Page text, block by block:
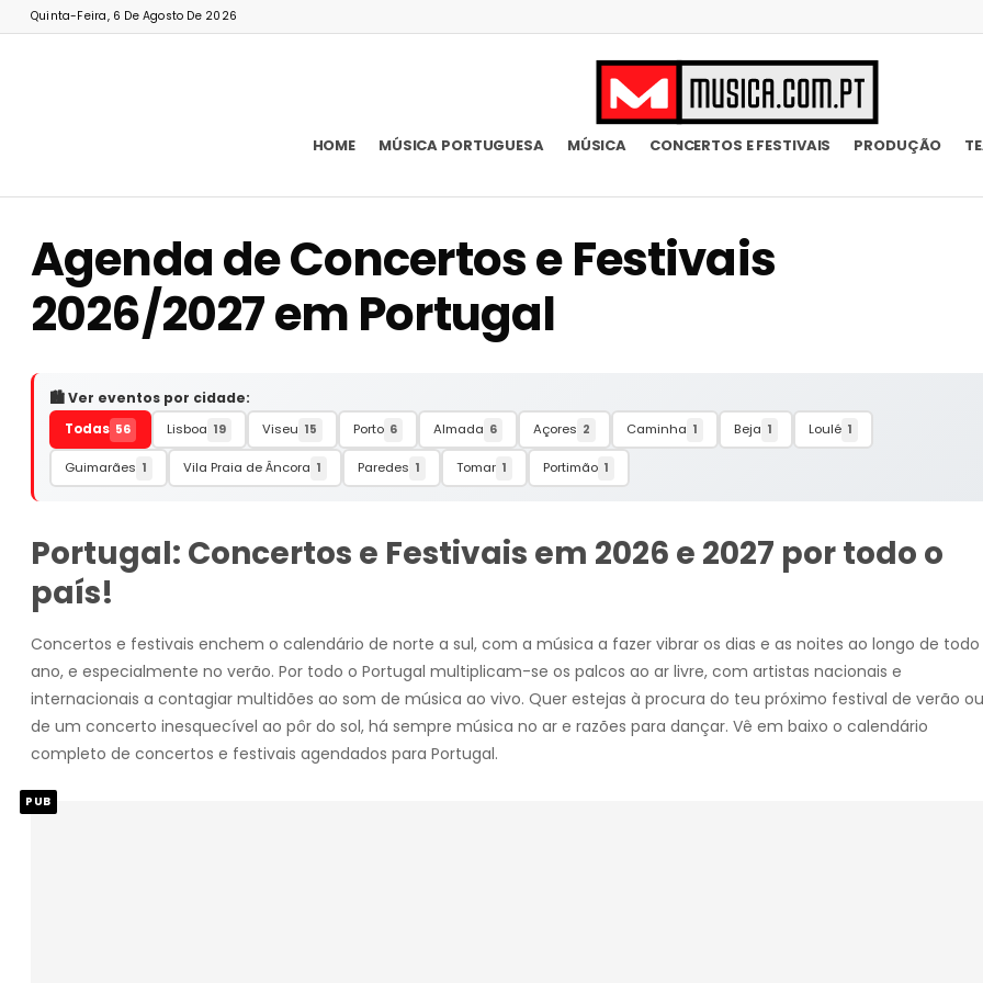
Quinta-Feira, 6 De Agosto De 2026
HOME MÚSICA PORTUGUESA MÚSICA CONCERTOS E FESTIVAIS PRODUÇÃO
Agenda de Concertos e Festivais
2026/2027 em Portugal
🏙️ Ver eventos por cidade:
Todas 56 Lisboa 19 Viseu 15 Porto 6 Almada 6 Açores 2 Caminha 1 Beja 1 Loulé 1
Guimarães 1 Vila Praia de Âncora 1 Paredes 1 Tomar 1 Portimão 1
Portugal: Concertos e Festivais em 2026 e 2027 por todo o
país!
Concertos e festivais enchem o calendário de norte a sul, com a música a fazer vibrar os dias e as noites ao longo de
ano, e especialmente no verão. Por todo o Portugal multiplicam-se os palcos ao ar livre, com artistas nacionais e
internacionais a contagiar multidões ao som de música ao vivo. Quer estejas à procura do teu próximo festival de verão ou
de um concerto inesquecível ao pôr do sol, há sempre música no ar e razões para dançar. Vê em baixo o calendário
completo de concertos e festivais agendados para Portugal.
PUB